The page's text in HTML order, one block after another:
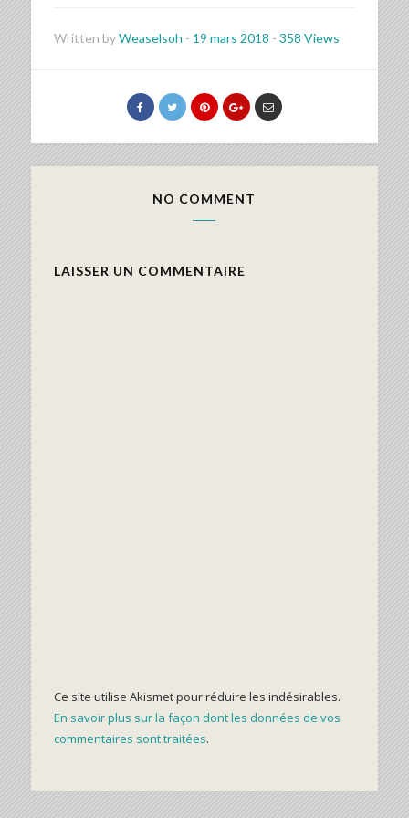
Written byWeaselsoh - 19 mars 2018 - 358 Views
NO COMMENT
LAISSER UN COMMENTAIRE
Ce site utilise Akismet pour réduire les indésirables.
En savoir plus sur la façon dont les données de vos
commentaires sont traitées.